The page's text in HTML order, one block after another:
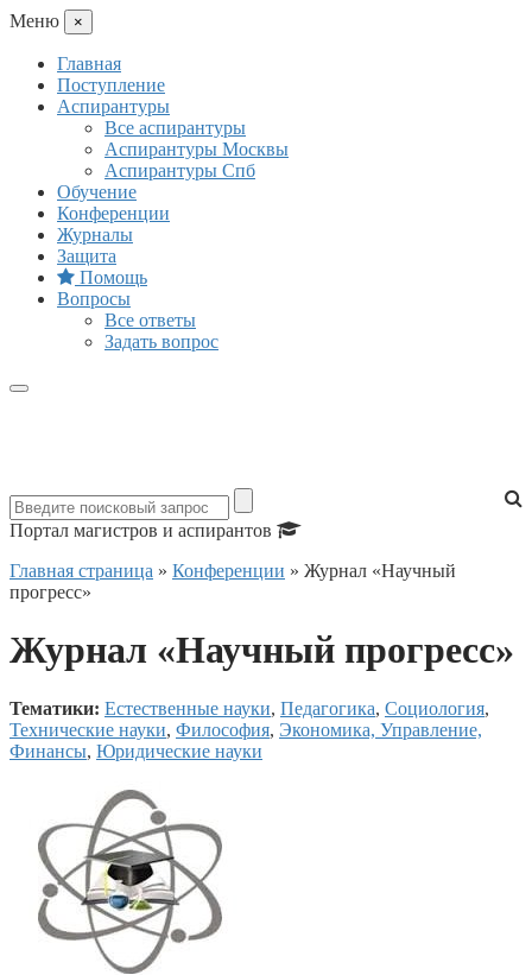
Mеню ×
Главная
Поступление
Аспирантуры
Все аспирантуры
Аспирантуры Москвы
Аспирантуры Спб
Обучение
Конференции
Журналы
Защита
Помощь
Вопросы
Все ответы
Задать вопрос
Портал магистров и аспирантов
Главная страница » Конференции » Журнал «Научный
прогресс»
Журнал «Научный прогресс»
Тематики: Естественные науки, Педагогика, Социология,
Технические науки, Философия, Экономика, Управление,
Финансы, Юридические науки